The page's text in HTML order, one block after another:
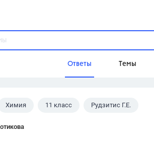
Ответы Темы
Домашнее
Химия 11 класс Рудзитис Г.Е.